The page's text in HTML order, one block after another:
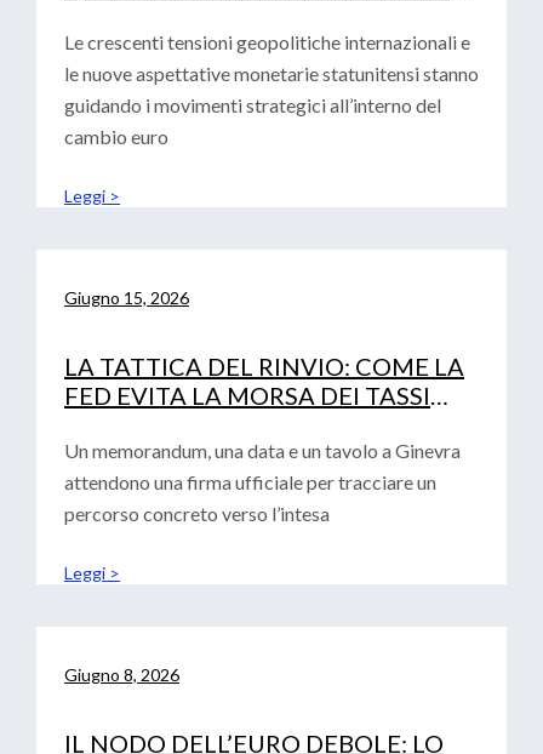
Le crescenti tensioni geopolitiche internazionali e
le nuove aspettative monetarie statunitensi stanno
guidando i movimenti strategici all’interno del
cambio euro
Leggi >
Giugno 15, 2026
LA TATTICA DEL RINVIO: COME LA
FED EVITA LA MORSA DEI TASSI
Un memorandum, una data e un tavolo a Ginevra
attendono una firma ufficiale per tracciare un
percorso concreto verso l’intesa
Leggi >
Giugno 8, 2026
IL NODO DELL’EURO DEBOLE: LO